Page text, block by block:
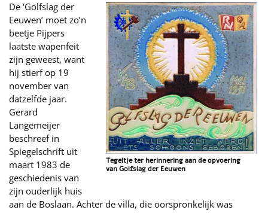
Tegeltje ter herinnering aan de opvoering
van Golfslag der Eeuwen
De ‘Golfslag der
Eeuwen’ moet zo’n
beetje Pijpers
laatste wapenfeit
zijn geweest, want
hij stierf op 19
november van
datzelfde jaar.
Gerard
Langemeijer
beschreef in
Spiegelschrift uit
maart 1983 de
geschiedenis van
zijn ouderlijk huis
aan de Boslaan. Achter de villa, die oorspronkelijk was